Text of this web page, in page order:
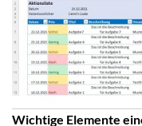
Wichtige Elemente